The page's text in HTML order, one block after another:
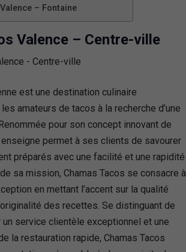
– Fontaine
Valence – Centre-ville
est une destination culinaire
amateurs de tacos à la recherche d’une
pour son concept innovant de
permet à ses clients de savourer
préparés avec une facilité et une rapidité
sa mission, Chamas Tacos se consacre à
en mettant l’accent sur la qualité
des recettes. Se distinguant de
service clientèle exceptionnel et une
la restauration rapide, Chamas Tacos